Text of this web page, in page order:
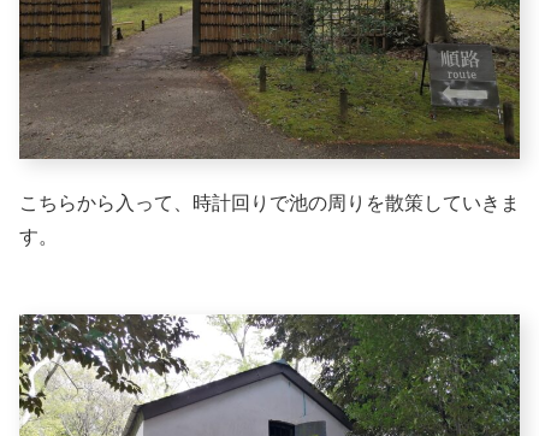
こちらから入って、時計回りで池の周りを散策していきま
す。